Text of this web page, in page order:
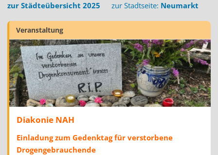
zur Städteübersicht 2025 zur Stadtseite: Neumarkt
Veranstaltung
Diakonie NAH
Einladung zum Gedenktag für verstorbene
Drogengebrauchende